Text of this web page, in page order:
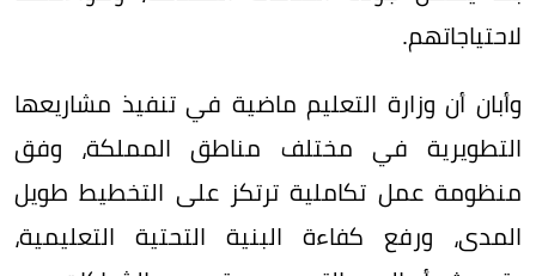
لاحتياجاتهم.
وأبان أن وزارة التعليم ماضية في تنفيذ مشاريعها
التطويرية في مختلف مناطق المملكة، وفق
منظومة عمل تكاملية ترتكز على التخطيط طويل
المدى، ورفع كفاءة البنية التحتية التعليمية،